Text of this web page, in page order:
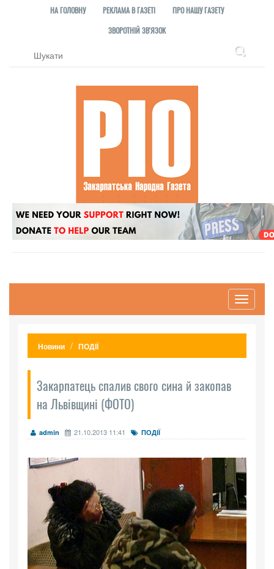
НА ГОЛОВНУ РЕКЛАМА В ГАЗЕТІ
ПРО НАШУ ГАЗЕТУ
ЗВОРОТНІЙ ЗВ'ЯЗОК
Toggle
Новини ПОДІЇ
Закарпатець спалив свого сина й закопав
на Львівщині (ФОТО)
admin 21.10.2013 11:41 ПОДІЇ